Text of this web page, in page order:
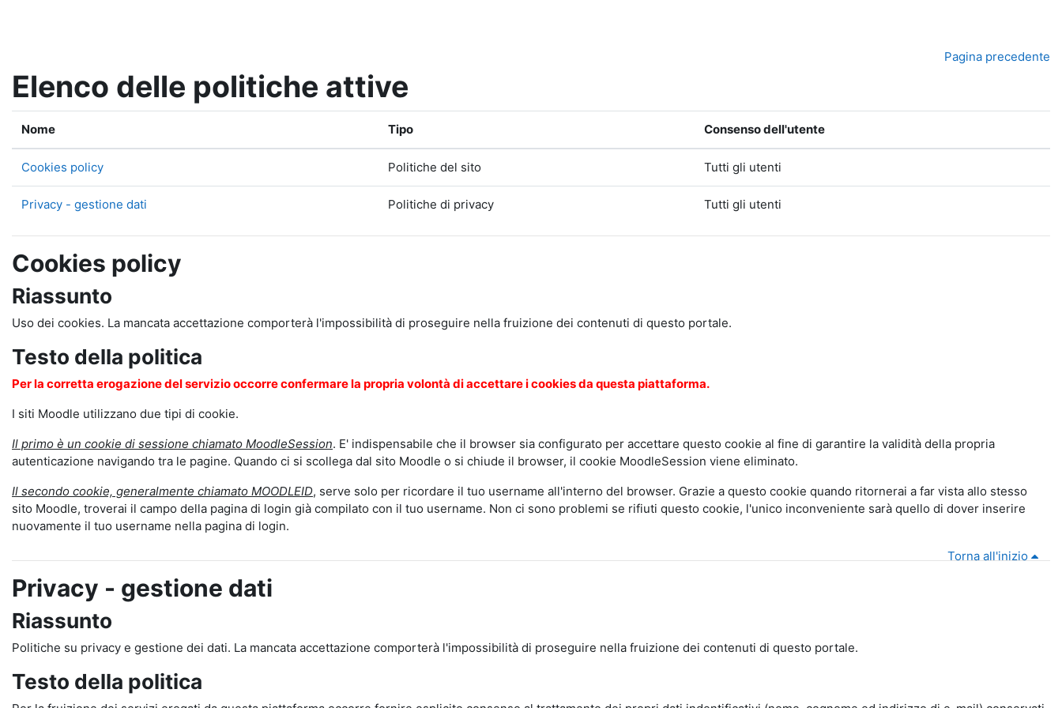
Pagina precedente
Elenco delle politiche attive
Nome Tipo Consenso dell'utente
Cookies policy Politiche del sito Tutti gli utenti
Privacy - gestione dati Politiche di privacy Tutti gli utenti
Cookies policy
Riassunto
Uso dei cookies. La mancata accettazione comporterà l'impossibilità di proseguire nella fruizione dei contenuti di questo portale.
Testo della politica
Per la corretta erogazione del servizio occorre confermare la propria volontà di accettare i cookies da questa piattaforma.
I siti Moodle utilizzano due tipi di cookie.
Il primo è un cookie di sessione chiamato MoodleSession. E' indispensabile che il browser sia configurato per accettare questo cookie al fine di garantire la validità della propria
autenticazione navigando tra le pagine. Quando ci si scollega dal sito Moodle o si chiude il browser, il cookie MoodleSession viene eliminato.
Il secondo cookie, generalmente chiamato MOODLEID, serve solo per ricordare il tuo username all'interno del browser. Grazie a questo cookie quando ritornerai a far vista allo stesso
sito Moodle, troverai il campo della pagina di login già compilato con il tuo username. Non ci sono problemi se rifiuti questo cookie, l'unico inconveniente sarà quello di dover inserire
nuovamente il tuo username nella pagina di login.
Torna all'inizio
Privacy - gestione dati
Riassunto
Politiche su privacy e gestione dei dati. La mancata accettazione comporterà l'impossibilità di proseguire nella fruizione dei contenuti di questo portale.
Testo della politica